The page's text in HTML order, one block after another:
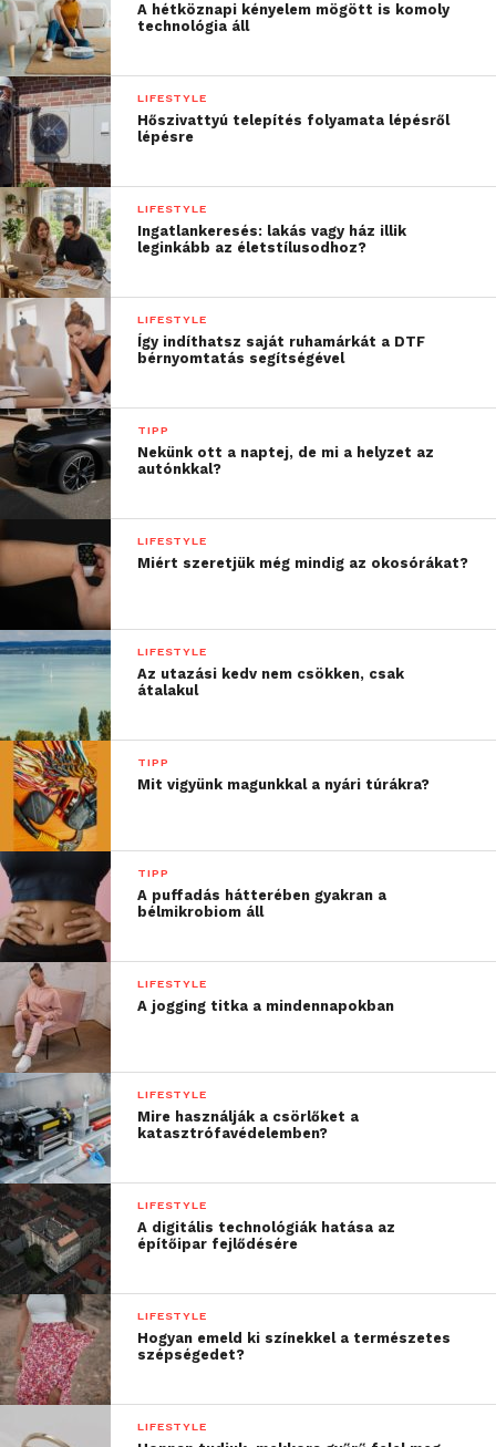
This to that
Ez az oldal akkor nagyon hasznos, ha épp két tárgyat
eggyé varázsolnál össze. A weboldalon hasznos
tippeket találhatsz arra vonatkozólag, hogy például
fát műanyaggal milyen módon ragaszthatsz össze,
de természetesen más anyagokkal kapcsolatban is
nézelődhetsz, így biztosan sikerülni fog, amit
elterveztél!
A hétköznapi kényelem mögött is komoly
technológia áll
LIFESTYLE
Hőszivattyú telepítés folyamata lépésről
lépésre
LIFESTYLE
Ingatlankeresés: lakás vagy ház illik
leginkább az életstílusodhoz?
LIFESTYLE
Így indíthatsz saját ruhamárkát a DTF
bérnyomtatás segítségével
TIPP
Nekünk ott a naptej, de mi a helyzet az
autónkkal?
LIFESTYLE
Miért szeretjük még mindig az okosórákat?
LIFESTYLE
Az utazási kedv nem csökken, csak
átalakul
TIPP
Mit vigyünk magunkkal a nyári túrákra?
TIPP
A puffadás hátterében gyakran a
bélmikrobiom áll
LIFESTYLE
A jogging titka a mindennapokban
LIFESTYLE
Mire használják a csörlőket a
katasztrófavédelemben?
LIFESTYLE
A digitális technológiák hatása az
építőipar fejlődésére
LIFESTYLE
Hogyan emeld ki színekkel a természetes
szépségedet?
LIFESTYLE